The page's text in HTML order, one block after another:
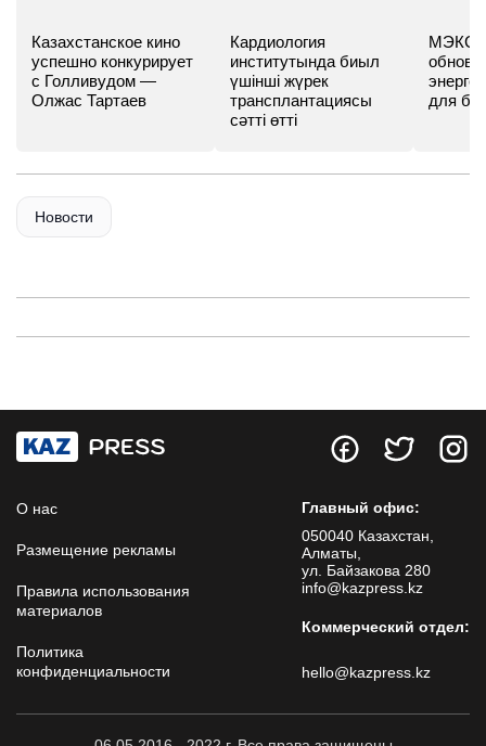
Казахстанское кино
успешно конкурирует
с Голливудом —
Олжас Тартаев
Кардиология
институтында биыл
үшінші жүрек
трансплантациясы
сәтті өтті
МЭКС -
для
Новости
О нас
Размещение рекламы
Правила использования
материалов
Политика
конфиденциальности
Главный офис:
050040 Казахстан,
Алматы,
ул. Байзакова 280
info@kazpress.kz
Коммерческий отдел:
hello@kazpress.kz